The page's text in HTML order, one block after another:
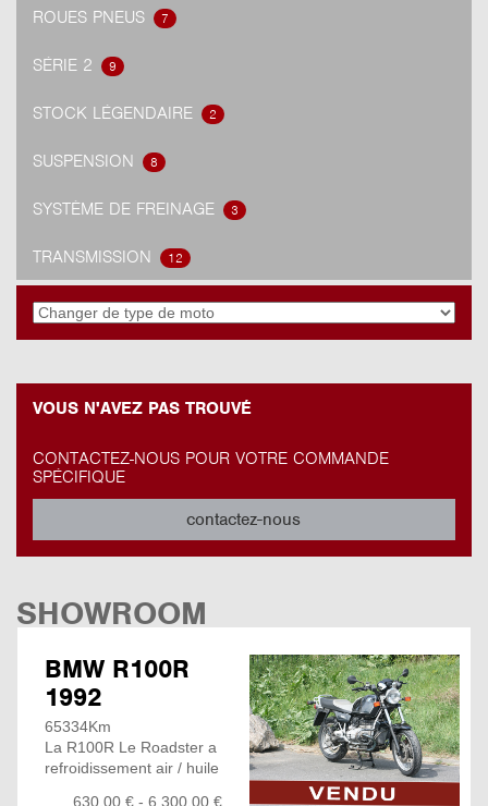
ROUES PNEUS 7
SÉRIE 2 9
STOCK LÉGENDAIRE 2
SUSPENSION 8
SYSTÈME DE FREINAGE 3
TRANSMISSION 12
VOUS N'AVEZ PAS TROUVÉ
CONTACTEZ-NOUS POUR VOTRE COMMANDE
SPÉCIFIQUE
contactez-nous
SHOWROOM
BMW R100R
1992
65334Km
La R100R Le Roadster a
refroidissement air / huile
630,00 € - 6 300,00 €